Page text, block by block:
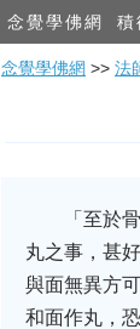
念覺學佛網 積
念覺學佛網 >> 法
「至於
丸之事，甚
與面無異方
和面作丸，